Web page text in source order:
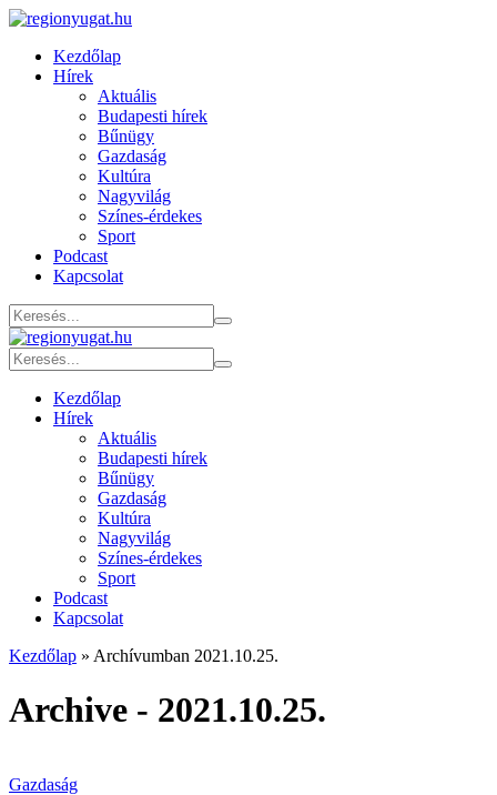
Kezdőlap
Hírek
Aktuális
Budapesti hírek
Bűnügy
Gazdaság
Kultúra
Nagyvilág
Színes-érdekes
Sport
Podcast
Kapcsolat
Kezdőlap
Hírek
Aktuális
Budapesti hírek
Bűnügy
Gazdaság
Kultúra
Nagyvilág
Színes-érdekes
Sport
Podcast
Kapcsolat
Kezdőlap » Archívumban 2021.10.25.
Archive - 2021.10.25.
Gazdaság